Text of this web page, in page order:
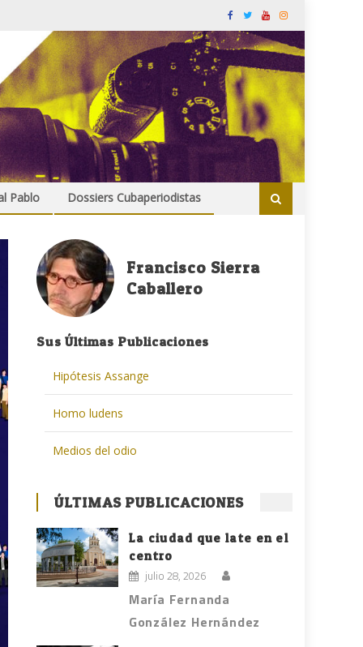
Pablo Dossiers Cubaperiodistas
Francisco Sierra
Caballero
Sus Últimas Publicaciones
Hipótesis Assange
Homo ludens
Medios del odio
ÚLTIMAS PUBLICACIONES
La ciudad que late en el
centro
julio 28, 2026
María Fernanda
González Hernández